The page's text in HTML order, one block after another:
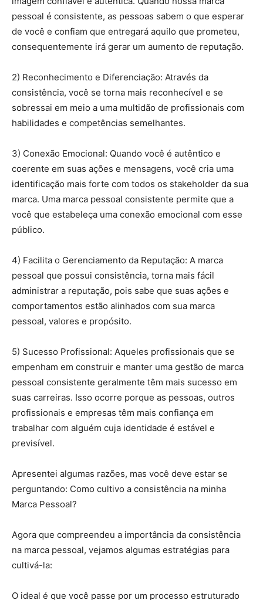
pessoal é consistente, as pessoas sabem o que esperar
de você e confiam que entregará aquilo que prometeu,
consequentemente irá gerar um aumento de reputação.
2) Reconhecimento e Diferenciação: Através da
consistência, você se torna mais reconhecível e se
sobressai em meio a uma multidão de profissionais com
habilidades e competências semelhantes.
3) Conexão Emocional: Quando você é autêntico e
coerente em suas ações e mensagens, você cria uma
identificação mais forte com todos os stakeholder da sua
marca. Uma marca pessoal consistente permite que a
você que estabeleça uma conexão emocional com esse
público.
4) Facilita o Gerenciamento da Reputação: A marca
pessoal que possui consistência, torna mais fácil
administrar a reputação, pois sabe que suas ações e
comportamentos estão alinhados com sua marca
pessoal, valores e propósito.
5) Sucesso Profissional: Aqueles profissionais que se
empenham em construir e manter uma gestão de marca
pessoal consistente geralmente têm mais sucesso em
suas carreiras. Isso ocorre porque as pessoas, outros
profissionais e empresas têm mais confiança em
trabalhar com alguém cuja identidade é estável e
previsível.
Apresentei algumas razões, mas você deve estar se
perguntando: Como cultivo a consistência na minha
Marca Pessoal?
Agora que compreendeu a importância da consistência
na marca pessoal, vejamos algumas estratégias para
cultivá-la:
O ideal é que você passe por um processo estruturado